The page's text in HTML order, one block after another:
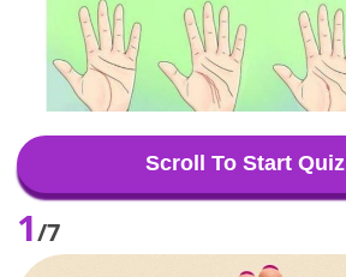
Scroll To Start Quiz
1/7